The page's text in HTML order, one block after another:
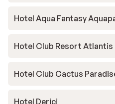
Hotel Aqua Fantasy
Hotel Club Resort Atlantis
Hotel Club Cactus
Hotel Derici